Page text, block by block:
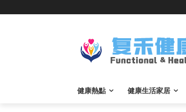
健康熱點 健康生活家居